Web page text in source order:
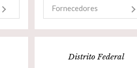
Fornecedores
Distrito Federal